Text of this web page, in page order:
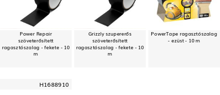
Power Repair
szöveterősített
ragasztószalag - fekete - 10
m
Grizzly szupererős
szöveterősített
ragasztószalag - fekete - 10
m
PowerTape ragasztószalag
- ezüst - 10 m
H1688910